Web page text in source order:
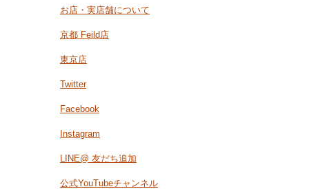
お店・実店舗について
京都 Feild店
東京店
Twitter
Facebook
Instagram
LINE@ 友だち追加
公式YouTubeチャンネル